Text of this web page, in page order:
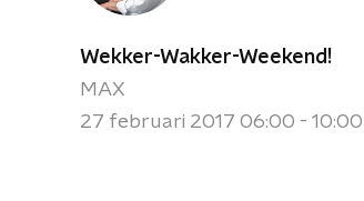
Wekker-Wakker-Weekend!
MAX
27 februari 2017 06:00 - 10:00